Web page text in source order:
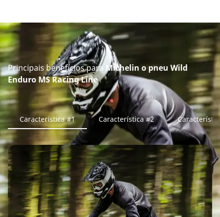
Principais benefícios para Michelin o pneu Wild
Enduro MS Racing Line
Característica #1 Característica #2